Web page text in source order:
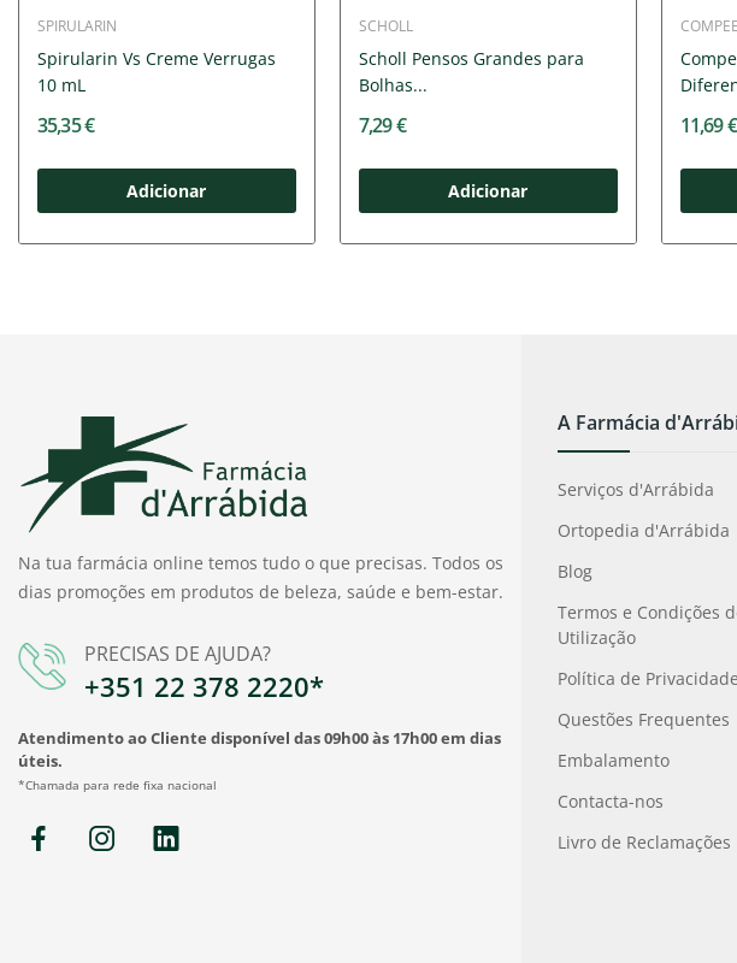
SPIRULARIN
Spirularin Vs Creme Verrugas
10 mL
35,35 €
Adicionar
SCHOLL
Scholl Pensos Grandes para
Bolhas...
7,29 €
Adicionar
11,69 €
Na tua farmácia online temos tudo o que precisas. Todos os
dias promoções em produtos de beleza, saúde e bem-estar.
PRECISAS DE AJUDA?
+351 22 378 2220*
Atendimento ao Cliente disponível das 09h00 às 17h00 em dias
úteis.
*Chamada para rede fixa nacional
A Farmácia
Serviços d'Arrábida
Ortopedia d'Arrábida
Blog
Termos e Condições
Utilização
Política de Privacidade
Questões Frequentes
Embalamento
Contacta-nos
Livro de Reclamações